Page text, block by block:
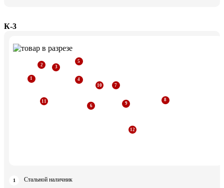
К-3
Стальной наличник